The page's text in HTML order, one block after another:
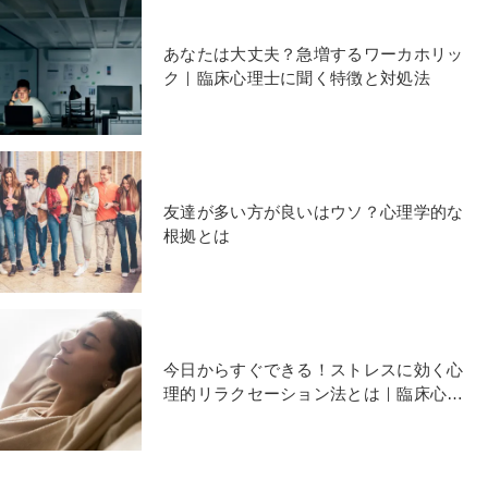
あなたは大丈夫？急増するワーカホリッ
ク｜臨床心理士に聞く特徴と対処法
友達が多い方が良いはウソ？心理学的な
根拠とは
今日からすぐできる！ストレスに効く心
理的リラクセーション法とは｜臨床心理